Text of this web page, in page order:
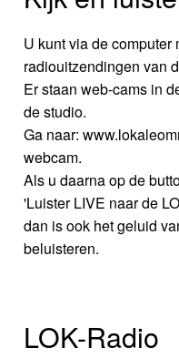
U kunt via de computer
radiouitzendingen van
Er staan web-cams in
de studio.
Ga naar:
webcam.
Als u daarna op de
'Luister LIVE naar de
dan is ook het geluid
beluisteren.
LOK-Radio